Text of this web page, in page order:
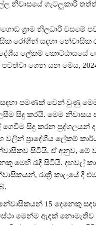
නිවාසයේ ගැටලුකාරී
ග්‍රාම නිලධාරී
රෝගීන් සඳහා
ලේකම් කොට්ඨාසයේ
ගෙන යන මෙය,
පමණක් වෙන් වුණු
සිදු කරයි. මෙම
සිදු කරන පුද්ගලයන්
වලින් ප්‍රාදේශීය ලේකම්
සිටියි. ඒ අනුව, මේ
මෙහි රැදී සිටියි. දහවල්
රාත්‍රී කාලයේ දී
නේවාසිකයන් 15 දෙනෙකු
මෙන්ම ඇඳක්